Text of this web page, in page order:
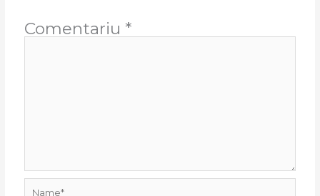
Comentariu *
Name*